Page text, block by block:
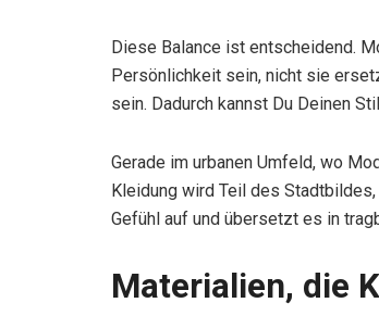
Diese Balance ist entscheidend.
Persönlichkeit sein, nicht sie
sein. Dadurch kannst Du Deinen
Gerade im urbanen Umfeld, wo
Kleidung wird Teil des
Gefühl auf und übersetzt es in
Materialien, die